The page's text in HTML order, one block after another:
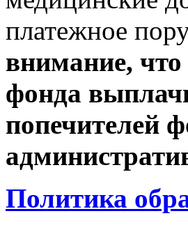
платежное
внимание,
фонда
попечителей
Политика